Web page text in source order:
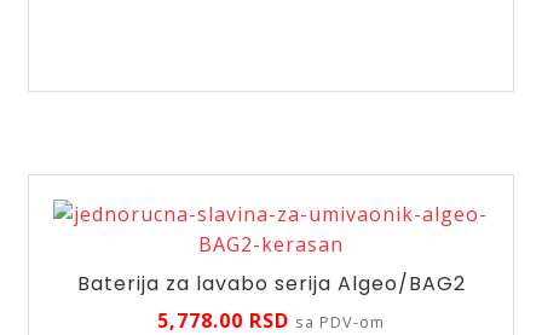
BBC11
Baterija za lavabo serija Algeo/BAG2
5,778.00 RSD sa PDV-om